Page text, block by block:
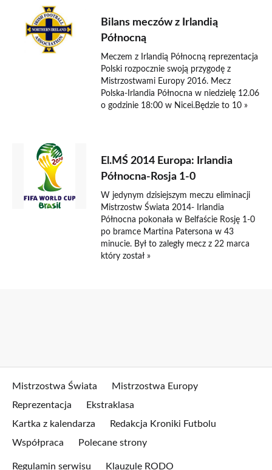
Bilans meczów z Irlandią
Północną
Meczem z Irlandią Północną reprezentacja
Polski rozpocznie swoją przygodę z
Mistrzostwami Europy 2016. Mecz
Polska-Irlandia Północna w niedzielę 12.06
o godzinie 18:00 w Nicei.Będzie to 10 »
El.MŚ 2014 Europa: Irlandia
Północna-Rosja 1-0
W jedynym dzisiejszym meczu eliminacji
Mistrzostw Świata 2014- Irlandia
Północna pokonała w Belfaście Rosję 1-0
po bramce Martina Patersona w 43
minucie. Był to zaległy mecz z 22 marca
który został »
Mistrzostwa Świata
Mistrzostwa Europy
Reprezentacja
Ekstraklasa
Kartka z kalendarza
Redakcja Kroniki Futbolu
Współpraca
Polecane strony
Regulamin serwisu Klauzule RODO